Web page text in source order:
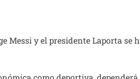
Messi y el presidente Laporta